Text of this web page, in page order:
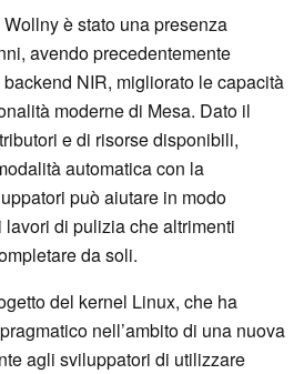
è stato una presenza
avendo precedentemente
NIR, migliorato le capacità
moderne di Mesa. Dato il
e di risorse disponibili,
automatica con la
può aiutare in modo
di pulizia che altrimenti
da soli.
del kernel Linux, che ha
nell’ambito di una nuova
agli sviluppatori di utilizzare